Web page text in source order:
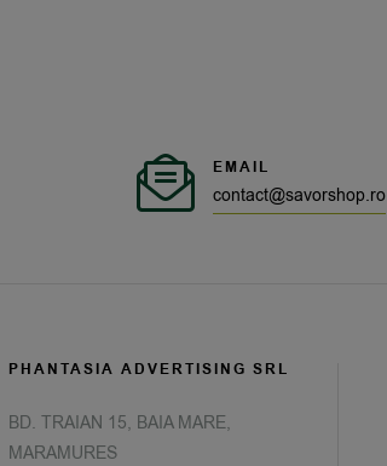
EMAIL
contact@savorshop.ro
PHANTASIA ADVERTISING SRL
BD. TRAIAN 15, BAIA MARE,
MARAMURES